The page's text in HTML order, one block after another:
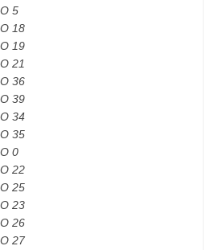
5
18
19
21
36
39
34
35
0
22
25
23
26
27